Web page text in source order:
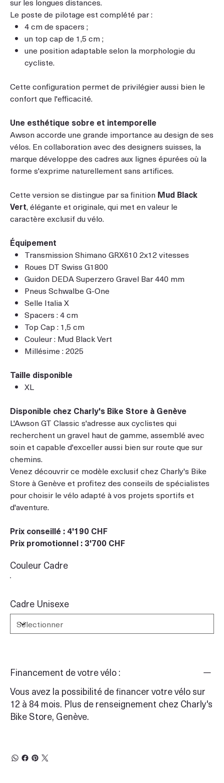
Le poste de pilotage est complété par :
4 cm de spacers ;
un top cap de 1,5 cm ;
une position adaptable selon la morphologie du
cycliste.
Cette configuration permet de privilégier aussi bien le
confort que l'efficacité.
Une esthétique sobre et intemporelle
Awson accorde une grande importance au design de ses
vélos. En collaboration avec des designers suisses, la
marque développe des cadres aux lignes épurées où la
forme s'exprime naturellement sans artifices.
Cette version se distingue par sa finition Mud Black
Vert, élégante et originale, qui met en valeur le
caractère exclusif du vélo.
Équipement
Transmission Shimano GRX610 2x12 vitesses
Roues DT Swiss G1800
Guidon DEDA Superzero Gravel Bar 440 mm
Pneus Schwalbe G-One
Selle Italia X
Spacers : 4 cm
Top Cap : 1,5 cm
Couleur : Mud Black Vert
Millésime : 2025
Taille disponible
XL
Disponible chez Charly's Bike Store à Genève
L'Awson GT Classic s'adresse aux cyclistes qui
recherchent un gravel haut de gamme, assemblé avec
soin et capable d'exceller aussi bien sur route que sur
chemins.
Venez découvrir ce modèle exclusif chez Charly's Bike
Store à Genève et profitez des conseils de spécialistes
pour choisir le vélo adapté à vos projets sportifs et
d'aventure.
Prix conseillé : 4'190 CHF
Prix promotionnel : 3'700 CHF
Couleur Cadre
Cadre Unisexe
Financement de votre vélo :
Vous avez la possibilité de financer votre vélo sur
12 à 84 mois. Plus de renseignement chez Charly's
Bike Store, Genève.